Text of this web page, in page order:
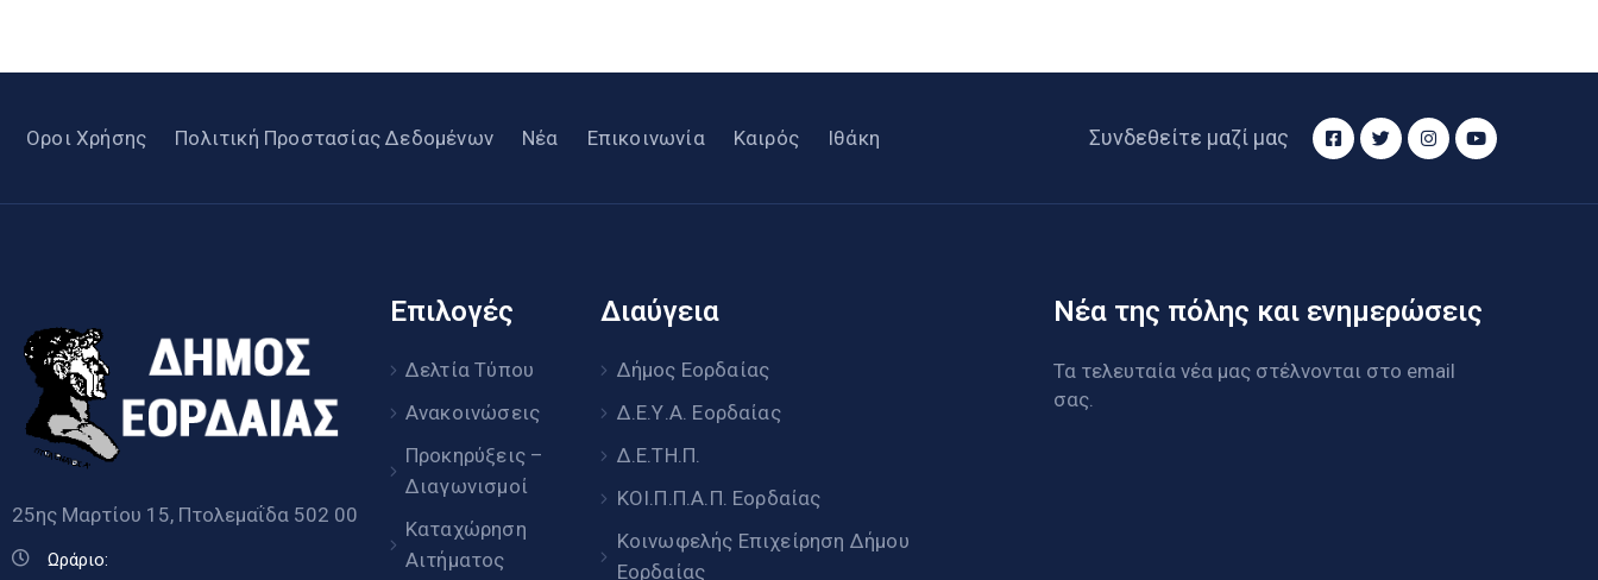
Οροι Χρήσης Πολιτική Προστασίας Δεδομένων Νέα Επικοινωνία Καιρός Ιθάκη Συνδεθείτε μαζί μας
25ης Μαρτίου 15, Πτολεμαΐδα 502 00
Ωράριο:
Επιλογές
Δελτία Τύπου
Ανακοινώσεις
Προκηρύξεις –
Διαγωνισμοί
Καταχώρηση
Αιτήματος
Διαύγεια
Δήμος Εορδαίας
Δ.Ε.Υ.Α. Εορδαίας
Δ.Ε.ΤΗ.Π.
ΚΟΙ.Π.Π.Α.Π. Εορδαίας
Κοινωφελής Επιχείρηση Δήμου
Εορδαίας
Νέα της πόλης και ενημερώσεις
Τα τελευταία νέα μας στέλνονται στο email
σας.